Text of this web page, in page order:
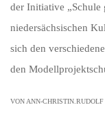
der Initiative „Schule
niedersächsischen
sich den
den
VON ANN-CHRISTIN.RUDOLF